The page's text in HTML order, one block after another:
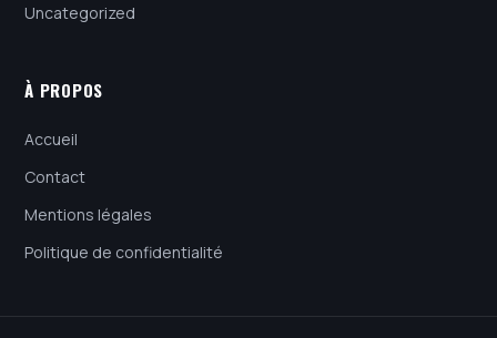
Uncategorized
À PROPOS
Accueil
Contact
Mentions légales
Politique de confidentialité